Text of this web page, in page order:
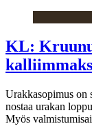
KL:
Urakkasopimus on
nostaa urakan
Myös